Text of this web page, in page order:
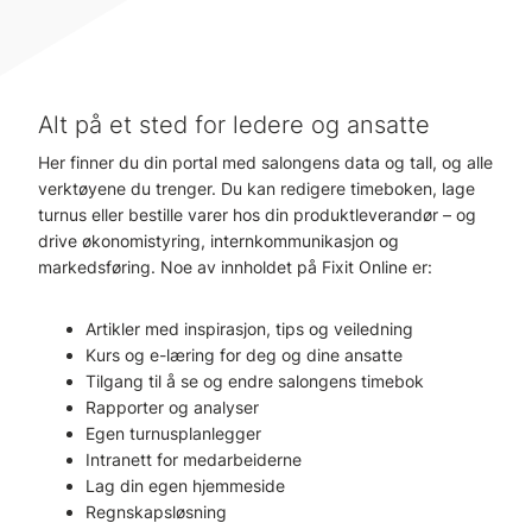
Alt på et sted for ledere og ansatte
Her finner du din portal med salongens data og tall, og alle
verktøyene du trenger. Du kan redigere timeboken, lage
turnus eller bestille varer hos din produktleverandør – og
drive økonomistyring, internkommunikasjon og
markedsføring. Noe av innholdet på Fixit Online er:
Artikler med inspirasjon, tips og veiledning
Kurs og e-læring for deg og dine ansatte
Tilgang til å se og endre salongens timebok
Rapporter og analyser
Egen turnusplanlegger
Intranett for medarbeiderne
Lag din egen hjemmeside
Regnskapsløsning